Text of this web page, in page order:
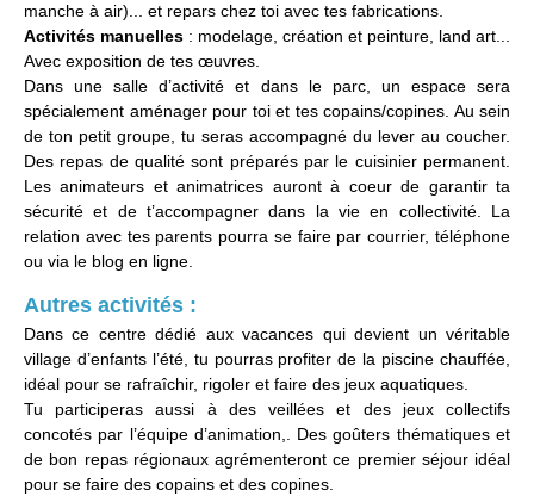
manche à air)... et repars chez toi avec tes fabrications.
Activités manuelles : modelage, création et peinture, land art...
Avec exposition de tes œuvres.
Dans une salle d’activité et dans le parc, un espace sera
spécialement aménager pour toi et tes copains/copines. Au sein
de ton petit groupe, tu seras accompagné du lever au coucher.
Des repas de qualité sont préparés par le cuisinier permanent.
Les animateurs et animatrices auront à coeur de garantir ta
sécurité et de t’accompagner dans la vie en collectivité. La
relation avec tes parents pourra se faire par courrier, téléphone
ou via le blog en ligne.
Autres activités :
Dans ce centre dédié aux vacances qui devient un véritable
village d’enfants l’été, tu pourras profiter de la piscine chauffée,
idéal pour se rafraîchir, rigoler et faire des jeux aquatiques.
Tu participeras aussi à des veillées et des jeux collectifs
concotés par l’équipe d’animation,. Des goûters thématiques et
de bon repas régionaux agrémenteront ce premier séjour idéal
pour se faire des copains et des copines.